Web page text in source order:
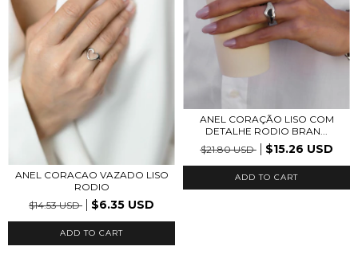
ANEL CORACAO VAZADO LISO
RODIO
$14.53 USD
$6.35 USD
ADD TO CART
ANEL CORAÇÃO LISO COM
DETALHE RODIO BRAN...
$21.80 USD
$15.26 USD